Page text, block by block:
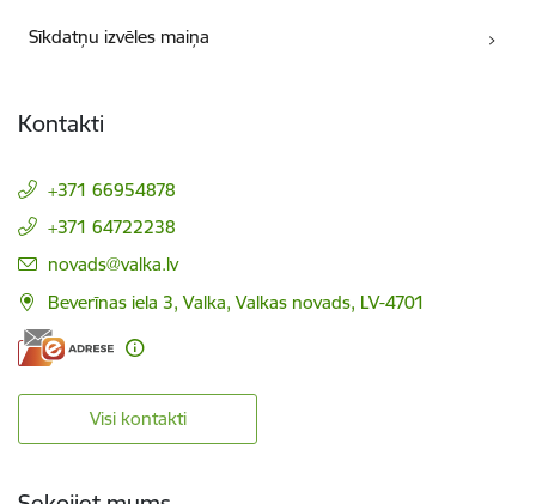
Sīkdatņu izvēles maiņa
Kontakti
+371 66954878
+371 64722238
E-pasts:
novads@valka.lv
Beverīnas iela 3, Valka, Valkas novads, LV-4701
Visi kontakti